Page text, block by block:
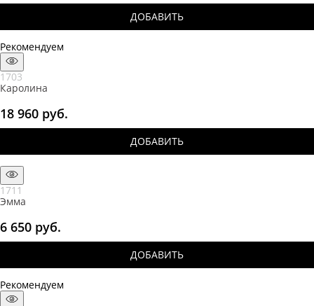
ДОБАВИТЬ
Рекомендуем
1703
Каролина
18 960 руб.
ДОБАВИТЬ
1711
Эмма
6 650 руб.
ДОБАВИТЬ
Рекомендуем